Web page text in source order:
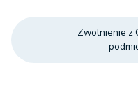
Zwolnienie z